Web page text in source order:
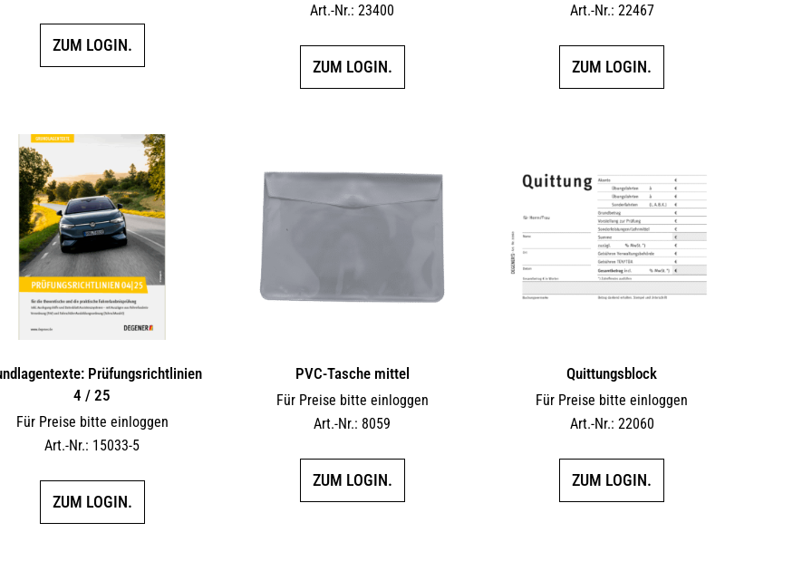
ZUM LOGIN.
Art.-Nr.: 23400
ZUM LOGIN.
Art.-Nr.: 22467
ZUM LOGIN.
Prüfungsrichtlinien
4 / 25
Für Preise bitte einloggen
Art.-Nr.: 15033-5
ZUM LOGIN.
PVC-Tasche mittel
Für Preise bitte einloggen
Art.-Nr.: 8059
ZUM LOGIN.
Quittungsblock
Für Preise bitte einloggen
Art.-Nr.: 22060
ZUM LOGIN.